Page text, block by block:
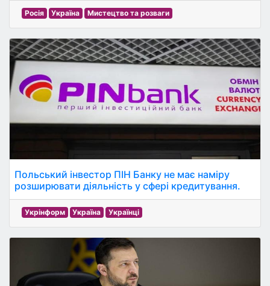
Росія Україна Мистецтво та розваги
Польський інвестор ПІН Банку не має наміру
розширювати діяльність у сфері кредитування.
Укрінформ Україна Українці